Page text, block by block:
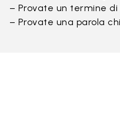
– Provate un termine
– Provate una parola